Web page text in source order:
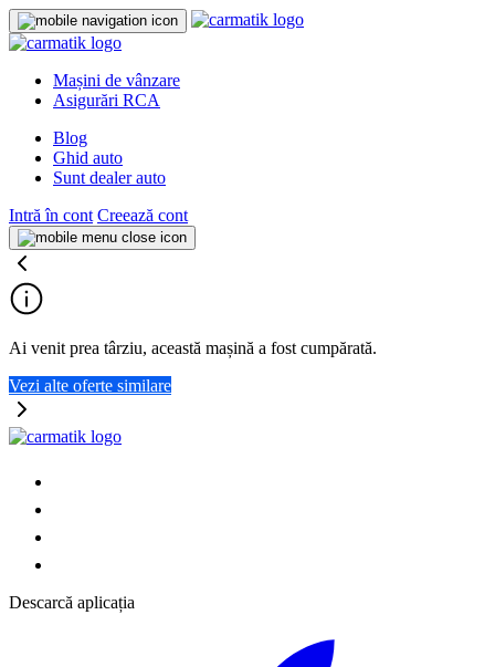
Mașini de vânzare
Asigurări RCA
Blog
Ghid auto
Sunt dealer auto
Intră în cont Creează cont
Ai venit prea târziu, această mașină a fost cumpărată.
Vezi alte oferte similare
Descarcă aplicația